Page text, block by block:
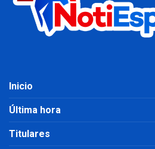
Inicio
Última hora
Titulares